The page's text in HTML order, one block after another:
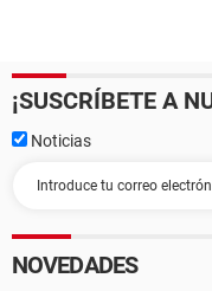
¡SUSCRÍBETE A
Noticias
NOVEDADES